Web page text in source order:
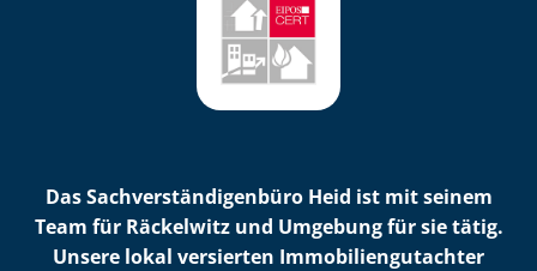
Das Sach­ver­stän­di­gen­bü­ro Heid ist mit seinem
Team für Räckelwitz und Umgebung für sie tätig.
Unsere lokal versierten Im­mo­bi­li­en­gut­ach­ter